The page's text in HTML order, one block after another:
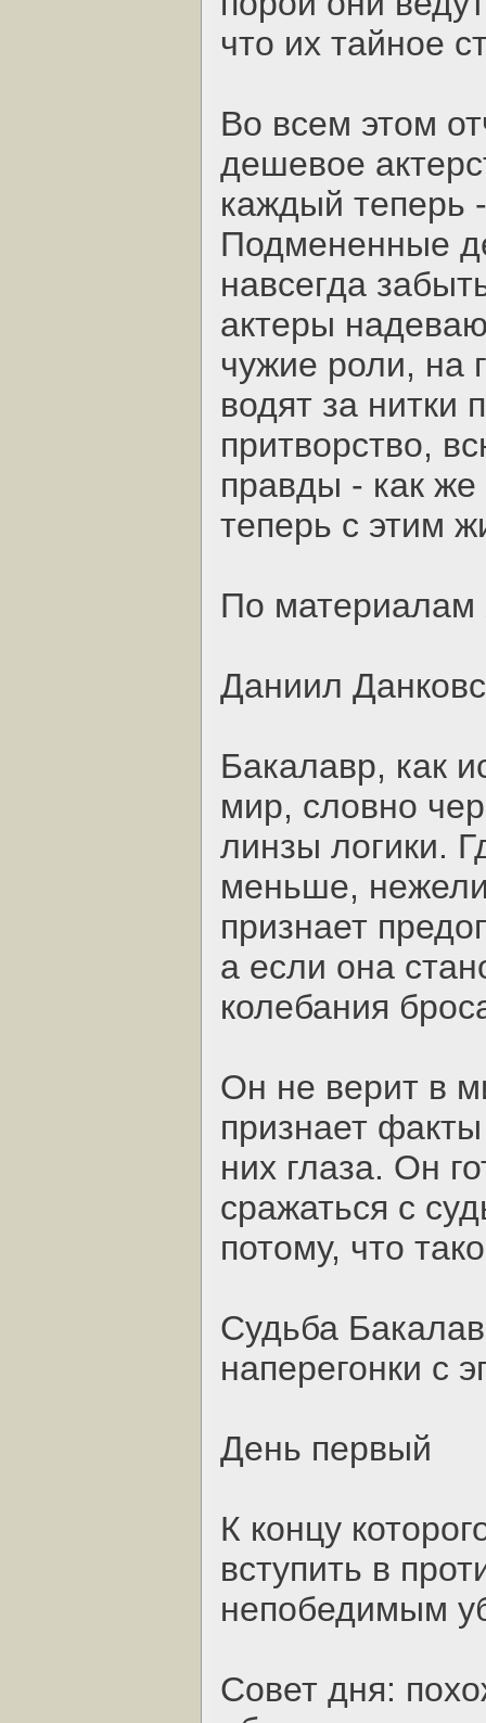
что их тайное
Во всем этом
дешевое
каждый теперь
Подмененные
навсегда
актеры
чужие роли, на
водят за нитки
притворство,
правды - как
теперь с этим
По материалам
Даниил
Бакалавр, как
мир, словно
линзы логики.
меньше,
признает
а если она
колебания
Он не верит в
признает
них глаза. Он
сражаться с
потому, что
Судьба
наперегонки с
День первый
К концу
вступить в
непобедимым
Совет дня: